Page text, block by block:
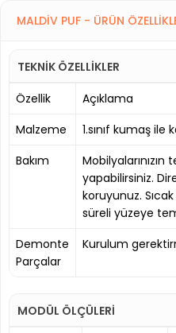
MALDIV PUF - ÜRÜN
TEKNİK ÖZELLİKLER
Özellik
Açıklama
Malzeme
1.sınıf kumaş ile
Bakım
yapabilirsiniz.
koruyunuz.
süreli yüzeye
Demonte
Parçalar
Kurulum
MODÜL ÖLÇÜLERİ